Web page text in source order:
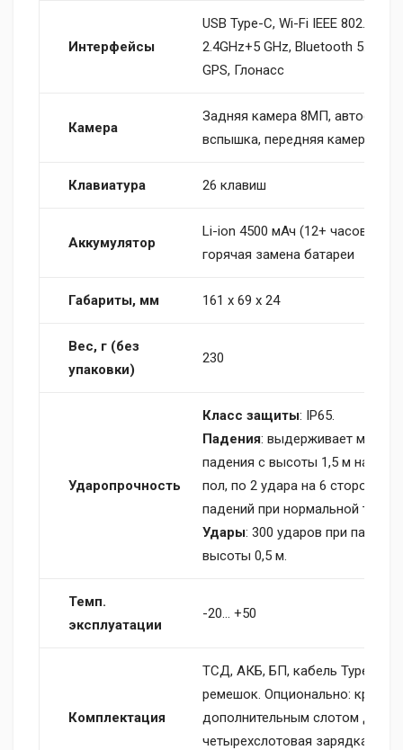
Интерфейсы
USB Type-C, Wi-Fi IEEE 802.11
2.4GHz+5 GНz, Bluetooth 5.0, 4G,
GPS, Глонасс
Камера
Задняя камера 8МП,
вспышка, передняя камера 2
Клавиатура 26 клавиш
Аккумулятор
Li-ion 4500 мАч (12+ часов
горячая замена батареи
Габариты, мм 161 x 69 x 24
Вес, г (без
упаковки)
230
Ударопрочность
Класс защиты: IP65.
Падения: выдерживает
падения с высоты 1,5 м на
пол, по 2 удара на 6 сторон,
падений при нормальной
Удары: 300 ударов при
высоты 0,5 м.
Темп.
эксплуатации
-20… +50
Комплектация
ТСД, АКБ, БП, кабель Type C —
ремешок. Опционально: кредл с
дополнительным слотом для
четырехслотовая зарядка для